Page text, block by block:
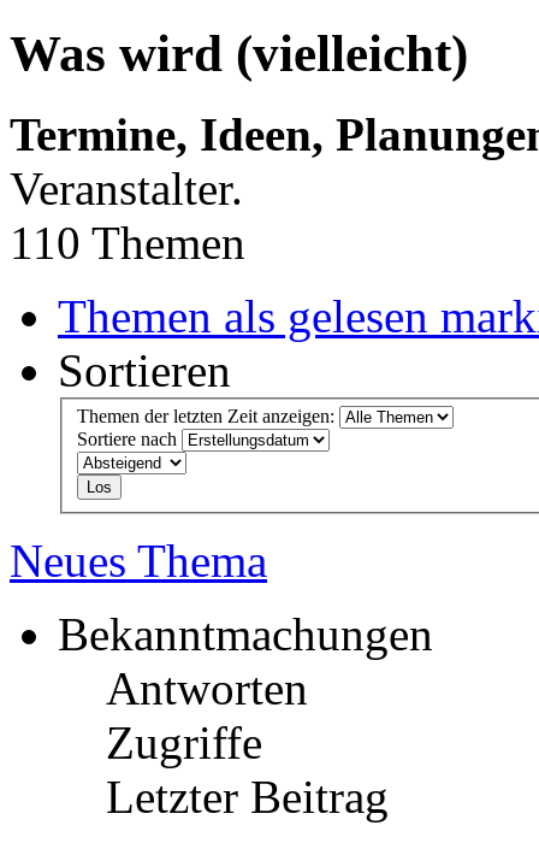
Was wird (vielleicht)
Termine, Ideen,
Veranstalter.
110 Themen
Themen als gelesen
Sortieren
Themen der letzten Zeit anzeigen:
Sortiere nach
Neues Thema
Bekanntmachungen
Antworten
Zugriffe
Letzter Beitrag